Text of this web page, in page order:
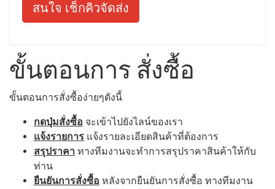
สนใจ เช็กคิวจัดส่ง
ขั้นตอนการ สั่งซื้อ
ขั้นตอนการสั่งซื้อง่ายๆดังนี้
กดปุ่มสั่งซื้อ จะเข้าไปยังไลน์ของเรา
แจ้งรายการ แจ้งรายละเอียดสินค้าที่ต้องการ
สรุปราคา ทางทีมงานจะทำการสรุปราคาสินค้าให้กับ
ท่าน
ยืนยันการสั่งซื้อ หลังจากยืนยันการสั่งซื้อ ทางทีมงาน